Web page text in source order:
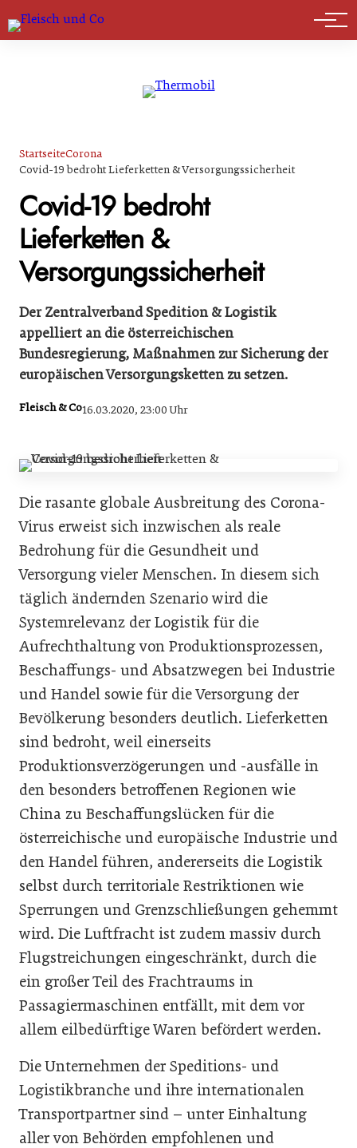
Marktführer
StartseiteCorona
Covid-19 bedroht Lieferketten & Versorgungssicherheit
Covid-19 bedroht
Lieferketten &
Versorgungssicherheit
Der Zentralverband Spedition & Logistik
appelliert an die österreichischen
Bundesregierung, Maßnahmen zur Sicherung der
europäischen Versorgungsketten zu setzen.
Fleisch & Co16.03.2020, 23:00 Uhr
Die rasante globale Ausbreitung des Corona-
Virus erweist sich inzwischen als reale
Bedrohung für die Gesundheit und
Versorgung vieler Menschen. In diesem sich
täglich ändernden Szenario wird die
Systemrelevanz der Logistik für die
Aufrechthaltung von Produktionsprozessen,
Beschaffungs- und Absatzwegen bei Industrie
und Handel sowie für die Versorgung der
Bevölkerung besonders deutlich. Lieferketten
sind bedroht, weil einerseits
Produktionsverzögerungen und -ausfälle in
den besonders betroffenen Regionen wie
China zu Beschaffungslücken für die
österreichische und europäische Industrie und
den Handel führen, andererseits die Logistik
selbst durch territoriale Restriktionen wie
Sperrungen und Grenzschließungen gehemmt
wird. Die Luftfracht ist zudem massiv durch
Flugstreichungen eingeschränkt, durch die
ein großer Teil des Frachtraums in
Passagiermaschinen entfällt, mit dem vor
allem eilbedürftige Waren befördert werden.
Die Unternehmen der Speditions- und
Logistikbranche und ihre internationalen
Transportpartner sind – unter Einhaltung
aller von Behörden empfohlenen und